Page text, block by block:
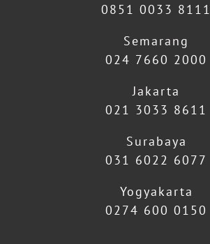
0851 0033 8111
Semarang
024 7660 2000
Jakarta
021 3033 8611
Surabaya
031 6022 6077
Yogyakarta
0274 600 0150